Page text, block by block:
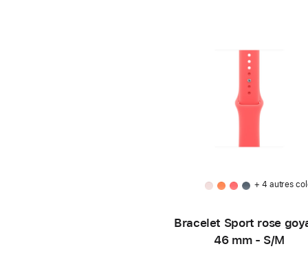
+ 4 autres
Bracelet Sport rose
46 mm - S/M